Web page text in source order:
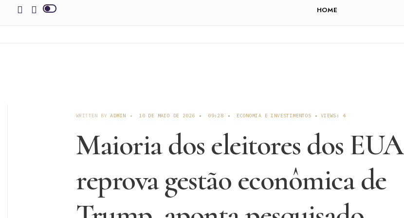
HOME
WRITTEN BYADMIN • 10 DE MAIO DE 2026 • 09:28 • ECONOMIA E INVESTIMENTOS • VIEWS: 4
Maioria dos eleitores dos EUA
reprova gestão econômica de